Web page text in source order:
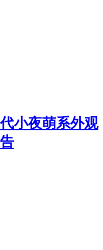
小夜萌系外观